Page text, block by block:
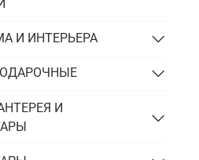
И ИНТЕРЬЕРА
И